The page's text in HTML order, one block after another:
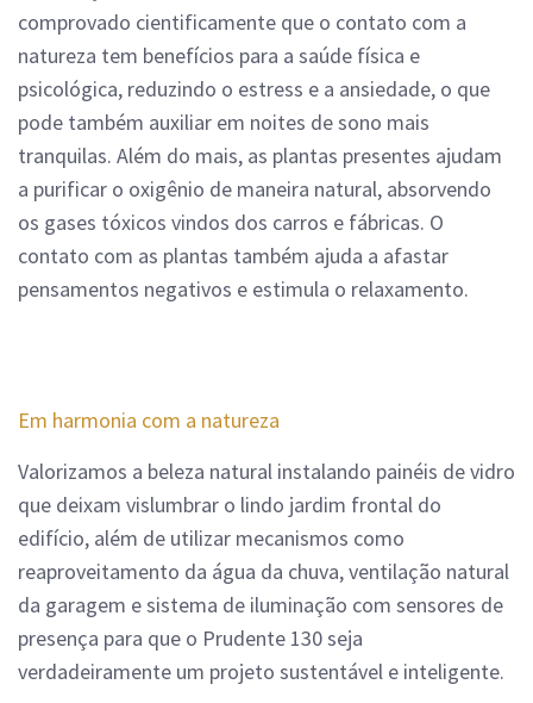
comprovado cientificamente que o contato com a
natureza tem benefícios para a saúde física e
psicológica, reduzindo o estress e a ansiedade, o que
pode também auxiliar em noites de sono mais
tranquilas. Além do mais, as plantas presentes ajudam
a purificar o oxigênio de maneira natural, absorvendo
os gases tóxicos vindos dos carros e fábricas. O
contato com as plantas também ajuda a afastar
pensamentos negativos e estimula o relaxamento.
Em harmonia com a natureza
Valorizamos a beleza natural instalando painéis de vidro
que deixam vislumbrar o lindo jardim frontal do
edifício, além de utilizar mecanismos como
reaproveitamento da água da chuva, ventilação natural
da garagem e sistema de iluminação com sensores de
presença para que o Prudente 130 seja
verdadeiramente um projeto sustentável e inteligente.